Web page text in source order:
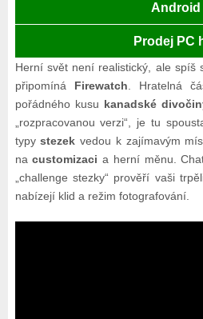
Android
Prodej PC
Herní svět není realistický, ale spíš
připomíná Firewatch. Hratelná
pořádného kusu kanadské
„rozpracovanou verzi“, je tu
typystezek vedou k zajímavým
nacustomizaci a herní měnu.
„challenge stezky“ prověří vaši
nabízejí klid a režim fotografování.